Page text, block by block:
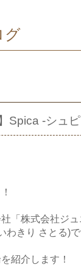
グ
Spica -シュ
「株式会社ジ
わきり さとる)で
紹介します！